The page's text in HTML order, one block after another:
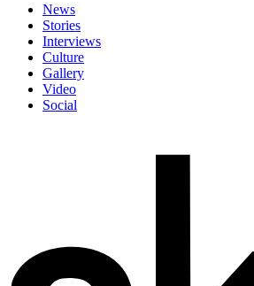
News
Stories
Interviews
Culture
Gallery
Video
Social